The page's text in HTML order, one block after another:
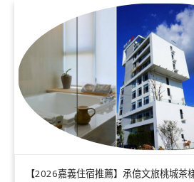
【2026嘉義住宿推薦】承億文旅桃城茶